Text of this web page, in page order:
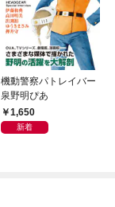
機動警察パトレイバー
泉野明ぴあ
1,650
新着